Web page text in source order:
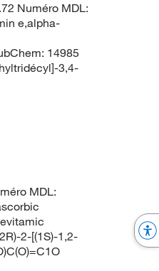
Numéro MDL:
e,alpha-
14985
3,4-
MDL:
2-[(1S)-1,2-